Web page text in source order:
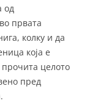
од
првата
колку и да
која е
целото
пред